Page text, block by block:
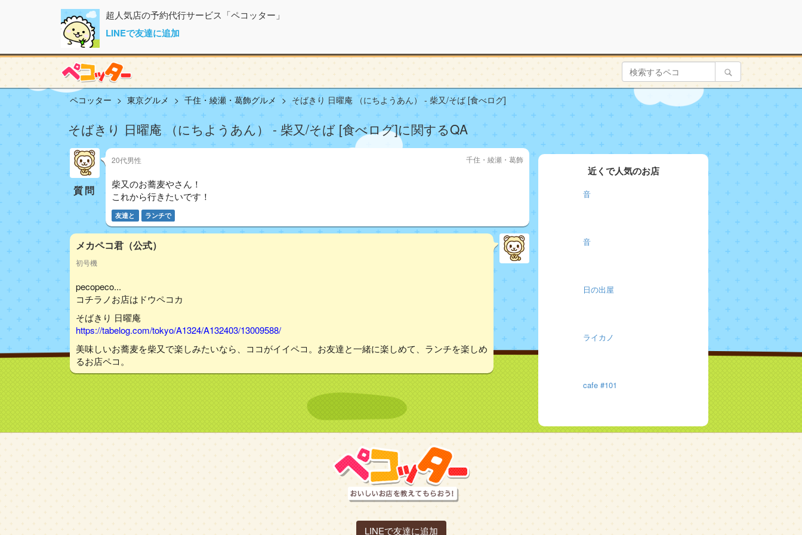
超人気店の予約代行サービス「ペコッター」
LINEで友達に追加
ペコッター 東京グルメ 千住・綾瀬・葛飾グルメ そばきり 日曜庵 （にちようあん） - 柴又/そば [食べログ]
そばきり 日曜庵 （にちようあん） - 柴又/そば [食べログ]に関するQA
質問
20代男性 千住・綾瀬・葛飾
柴又のお蕎麦やさん！
これから行きたいです！
友達と ランチで
メカペコ君（公式）
初号機
pecopeco...
コチラノお店はドウペコカ
そばきり 日曜庵
https://tabelog.com/tokyo/A1324/A132403/13009588/
美味しいお蕎麦を柴又で楽しみたいなら、ココがイイペコ。お友達と一緒に楽しめて、ランチを楽しめ
るお店ペコ。
近くで人気のお店
音
音
日の出屋
ライカノ
cafe #101
LINEで友達に追加